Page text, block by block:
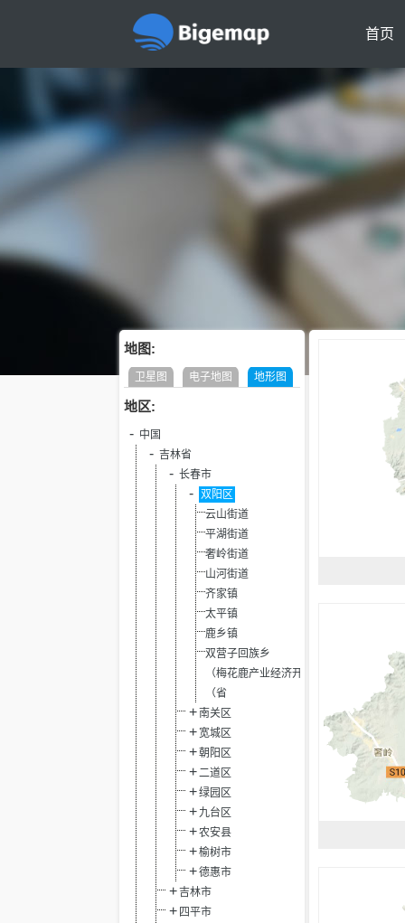
首页
地图:
卫星图 电子地图 地形图
地区:
中国
吉林省
长春市
双阳区
云山街道
平湖街道
奢岭街道
山河街道
齐家镇
太平镇
鹿乡镇
双营子回族乡
（梅花鹿产业经济开发区）
（省
南关区
宽城区
朝阳区
二道区
绿园区
九台区
农安县
榆树市
德惠市
吉林市
四平市